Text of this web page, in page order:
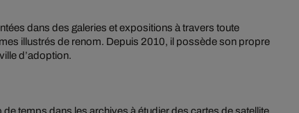
dans des galeries et expositions à travers toute
illustrés de renom. Depuis 2010, il possède son propre
d’adoption.